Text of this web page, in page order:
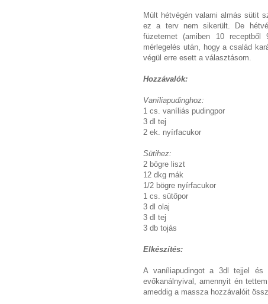
Múlt hétvégén valami almás sütit
ez a terv nem sikerült. De
füzetemet (amiben 10
mérlegelés után, hogy a család
végül erre esett a választásom.
Hozzávalók:
Vaníliapudinghoz:
1 cs. vaníliás pudingpor
3 dl tej
2 ek. nyírfacukor
Sütihez:
2 bögre liszt
12 dkg mák
1/2 bögre nyírfacukor
1 cs. sütőpor
3 dl olaj
3 dl tej
3 db tojás
Elkészítés:
A vaníliapudingot a 3dl tejjel és
evőkanálnyival, amennyit én
ameddig a massza hozzávalóit